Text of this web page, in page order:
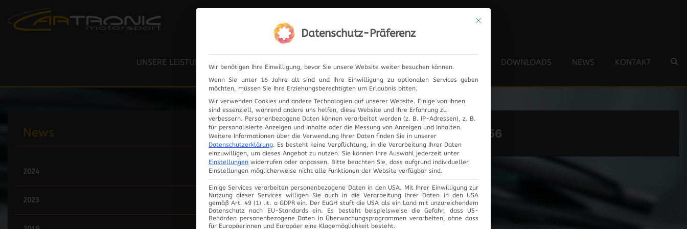
UNSERE LEISTUNGEN
RESTAURIERUNG / LACKIERUNG
ELEKTRIK / ELEKTRONIK
ELEKTRONIK PRODUKTE ANFRAGE UNSER TEAM DOWNLOADS NEWS KONTAKT
News
2024
2023
FAHRZEUG: 356
Mit diesem Button wird der Dialog geschlossen. Seine Funktionalität
Datenschutz-Präferenz
Wir benötigen Ihre Einwilligung, bevor Sie unsere Website weiter besuchen können.
Wenn Sie unter 16 Jahre alt sind und Ihre Einwilligung zu optionalen Services geben
möchten, müssen Sie Ihre Erziehungsberechtigten um Erlaubnis bitten.
Wir verwenden Cookies und andere Technologien auf unserer Website. Einige von ihnen
sind essenziell, während andere uns helfen, diese Website und Ihre Erfahrung zu
verbessern. Personenbezogene Daten können verarbeitet werden (z. B. IP-Adressen), z. B.
für personalisierte Anzeigen und Inhalte oder die Messung von Anzeigen und Inhalten.
Weitere Informationen über die Verwendung Ihrer Daten finden Sie in unserer
Datenschutzerklärung. Es besteht keine Verpflichtung, in die Verarbeitung Ihrer Daten
einzuwilligen, um dieses Angebot zu nutzen. Sie können Ihre Auswahl jederzeit unter
Einstellungen widerrufen oder anpassen. Bitte beachten Sie, dass aufgrund individueller
Einstellungen möglicherweise nicht alle Funktionen der Website verfügbar sind.
Einige Services verarbeiten personenbezogene Daten in den USA. Mit Ihrer Einwilligung zur
Nutzung dieser Services willigen Sie auch in die Verarbeitung Ihrer Daten in den USA
gemäß Art. 49 (1) lit. a GDPR ein. Der EuGH stuft die USA als ein Land mit unzureichendem
Datenschutz nach EU-Standards ein. Es besteht beispielsweise die Gefahr, dass US-
Behörden personenbezogene Daten in Überwachungsprogrammen verarbeiten, ohne dass
für Europäerinnen und Europäer eine Klagemöglichkeit besteht.